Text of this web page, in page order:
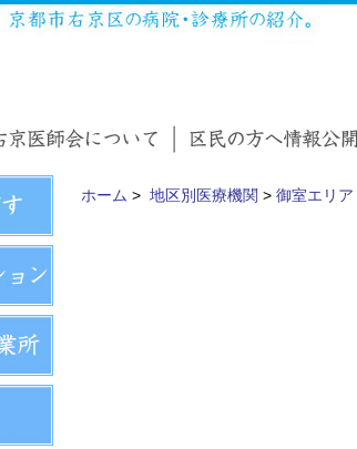
ホーム > 地区別医療機関 > 御室エリア